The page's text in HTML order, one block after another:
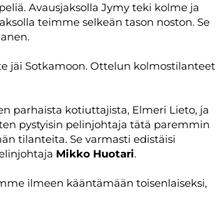
Avausjaksolla Jymy teki kolme ja
teimme selkeän tason noston. Se
jäi Sotkamoon. Ottelun kolmostilanteet
parhaista kotiuttajista, Elmeri Lieto, ja
pystyisin pelinjohtaja tätä paremmin
tilanteita. Se varmasti edistäisi
Mikko Huotari.
ilmeen kääntämään toisenlaiseksi,